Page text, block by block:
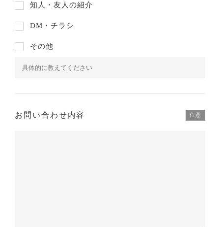
知人・友人の紹介
DM・チラシ
その他
お問い合わせ内容 任意